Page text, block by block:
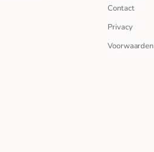
Contact
Privacy
Voorwaarden